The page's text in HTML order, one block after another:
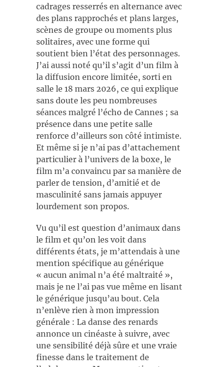
cadrages resserrés en alternance avec
des plans rapprochés et plans larges,
scènes de groupe ou moments plus
solitaires, avec une forme qui
soutient bien l’état des personnages.
J’ai aussi noté qu’il s’agit d’un film à
la diffusion encore limitée, sorti en
salle le 18 mars 2026, ce qui explique
sans doute les peu nombreuses
séances malgré l’écho de Cannes ; sa
présence dans une petite salle
renforce d’ailleurs son côté intimiste.
Et même si je n’ai pas d’attachement
particulier à l’univers de la boxe, le
film m’a convaincu par sa manière de
parler de tension, d’amitié et de
masculinité sans jamais appuyer
lourdement son propos.
Vu qu’il est question d’animaux dans
le film et qu’on les voit dans
différents états, je m’attendais à une
mention spécifique au générique
« aucun animal n’a été maltraité »,
mais je ne l’ai pas vue même en lisant
le générique jusqu’au bout. Cela
n’enlève rien à mon impression
générale : La danse des renards
annonce un cinéaste à suivre, avec
une sensibilité déjà sûre et une vraie
finesse dans le traitement de